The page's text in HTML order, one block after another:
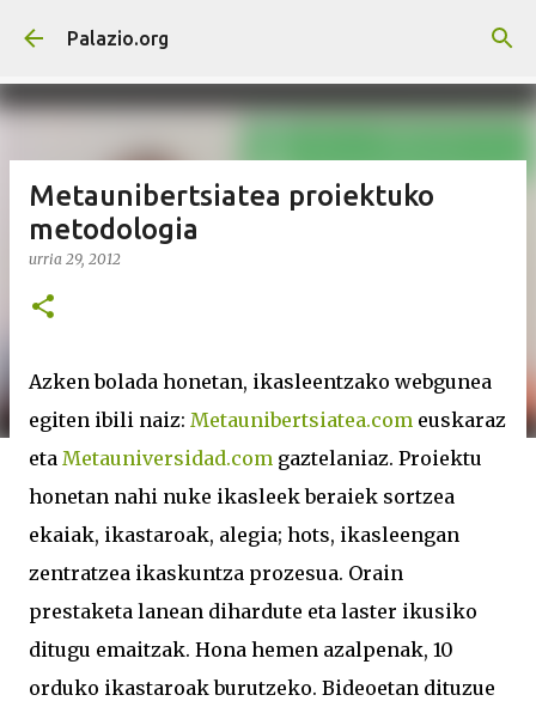
Saltatu eta joan eduki nagusira
Palazio.org
Metaunibertsiatea proiektuko
metodologia
urria 29, 2012
Azken bolada honetan, ikasleentzako webgunea
egiten ibili naiz: Metaunibertsiatea.com euskaraz
eta Metauniversidad.com gaztelaniaz. Proiektu
honetan nahi nuke ikasleek beraiek sortzea
ekaiak, ikastaroak, alegia; hots, ikasleengan
zentratzea ikaskuntza prozesua. Orain
prestaketa lanean dihardute eta laster ikusiko
ditugu emaitzak. Hona hemen azalpenak, 10
orduko ikastaroak burutzeko. Bideoetan dituzue